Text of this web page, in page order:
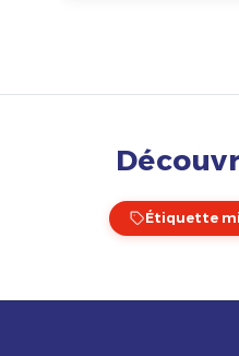
Étiquette